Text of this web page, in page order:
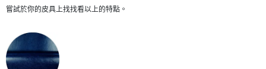
嘗試於你的皮具上找找看以上的特點。